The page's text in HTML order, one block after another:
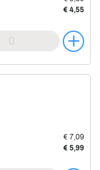
€ 4,55
€ 7,09
€ 5,99